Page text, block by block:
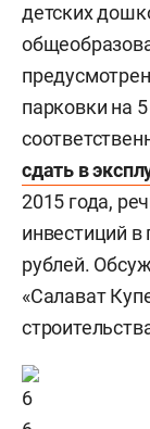
детских
парковки на
сдать в
2015 года,
инвестиций
рублей.
«Салават